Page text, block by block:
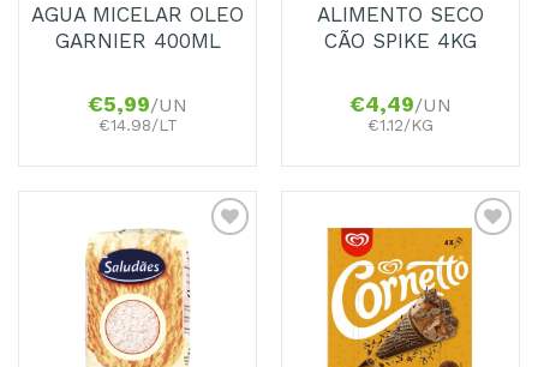
AGUA MICELAR OLEO
GARNIER 400ML
€5,99/UN
€14.98/LT
ALIMENTO SECO
CÃO SPIKE 4KG
€4,49/UN
€1.12/KG
Adicionar
Favoritos
Adicionar
aos
Favoritos